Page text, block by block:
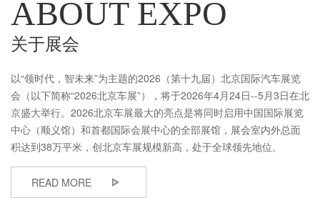
ABOUT EXPO
关于展会
以“领时代，智未来”为主题的2026（第十九届）北京国际汽车展览
会（以下简称“2026北京车展”），将于2026年4月24日--5月3日在北
京盛大举行。2026北京车展最大的亮点是将同时启用中国国际展览
中心（顺义馆）和首都国际会展中心的全部展馆，展会室内外总面
积达到38万平米，创北京车展规模新高，处于全球领先地位。
READ MORE